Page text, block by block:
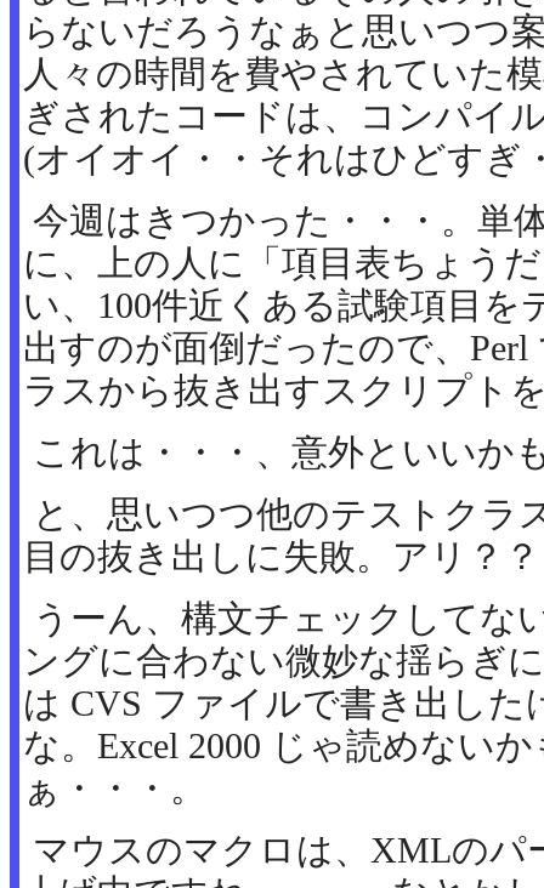
らないだろうなぁと思いつつ
人々の時間を費やされていた
ぎされたコードは、コンパイ
(オイオイ・・それはひどすぎ
今週はきつかった・・・。単
に、上の人に「項目表ちょう
い、100件近くある試験項目
出すのが面倒だったので、
ラスから抜き出すスクリプト
これは・・・、意外といいか
と、思いつつ他のテストクラ
目の抜き出しに失敗。アリ？
うーん、構文チェックしてな
ングに合わない微妙な揺らぎ
は CVS ファイルで書き出し
な。Excel 2000 じゃ読めない
ぁ・・・。
マウスのマクロは、XMLのパ